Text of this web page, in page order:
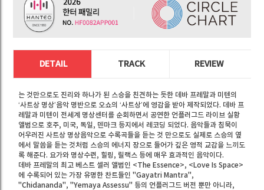
DETAIL TRACK REVIEW
는 것만으로도 진리와 하나가 된 스승을 친견하는 듯한 데바 프레말과 미텐의
‘사트상 명상’음악 명반으로 오쇼의 ‘사트상’에 영감을 받아 제작되었다. 데바 프
레말과 미텐이 전세계 명상센터를 순회하면서 공연한 언플러그드 라이브 실황
앨범으로 호주, 미국, 독일, 덴마크 등지에서 레코딩 되었다. 음악들과 침묵이
어우러진 사트상 명상음악으로 수록곡들을 듣는 것 만으로도 실제로 스승의 옆
에서 말씀을 듣는 것처럼 스승의 에너지 장으로 들어가 깊은 영적 교감을 느끼도
록 해준다. 요가와 명상수련, 힐링, 릴랙스 등에 매우 효과적인 음악이다.
데바 프레말의 최고 베스트 셀러 앨범인 <The Essence>, <Love Is Space>
에 수록되어 있는 가장 유명한 찬트들인 "Gayatri Mantra",
"Chidananda", "Yemaya Assessu" 등의 언플러그드 버전 뿐만 아니라,